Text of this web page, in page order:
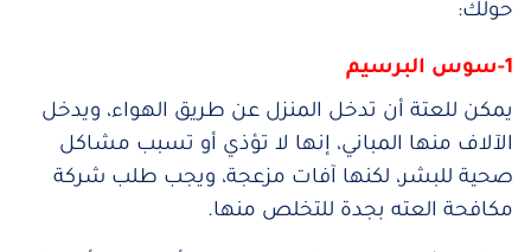
حولك:
1-سوس البرسيم
يمكن للعتة أن تدخل المنزل عن طريق الهواء، ويدخل
الآلاف منها المباني، إنها لا تؤذي أو تسبب مشاكل
صحية للبشر، لكنها آفات مزعجة، ويجب طلب شركة
مكافحة العته بجدة للتخلص منها.